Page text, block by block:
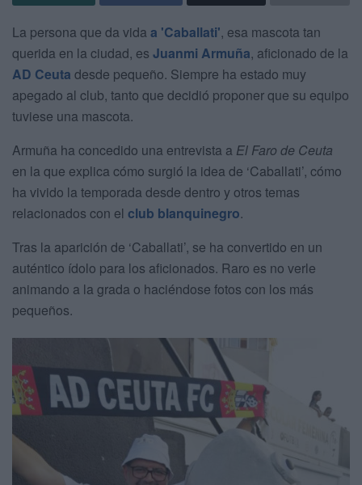
La persona que da vida a 'Caballati', esa mascota tan
querida en la ciudad, es Juanmi Armuña, aficionado de la
AD Ceuta desde pequeño. Siempre ha estado muy
apegado al club, tanto que decidió proponer que su equipo
tuviese una mascota.
Armuña ha concedido una entrevista a El Faro de Ceuta
en la que explica cómo surgió la idea de ‘Caballati’, cómo
ha vivido la temporada desde dentro y otros temas
relacionados con el club blanquinegro.
Tras la aparición de ‘Caballati’, se ha convertido en un
auténtico ídolo para los aficionados. Raro es no verle
animando a la grada o haciéndose fotos con los más
pequeños.